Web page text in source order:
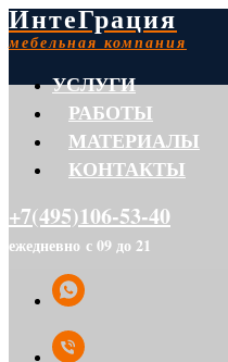
ИнтеГрация
мебельная компания
УСЛУГИ
РАБОТЫ
МАТЕРИАЛЫ
КОНТАКТЫ
+7(495)106-53-40
ежедневно с 09 до 21